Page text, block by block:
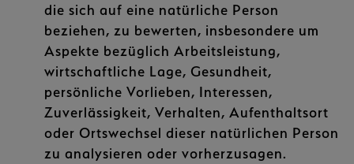
die sich auf eine natürliche Person
beziehen, zu bewerten, insbesondere um
Aspekte bezüglich Arbeitsleistung,
wirtschaftliche Lage, Gesundheit,
persönliche Vorlieben, Interessen,
Zuverlässigkeit, Verhalten, Aufenthaltsort
oder Ortswechsel dieser natürlichen Person
zu analysieren oder vorherzusagen.